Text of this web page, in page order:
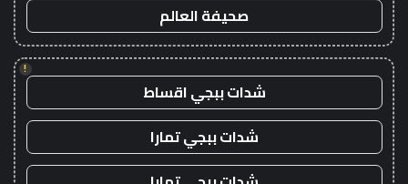
صحيفة العالم
!
شدات ببجي اقساط
شدات ببجي تمارا